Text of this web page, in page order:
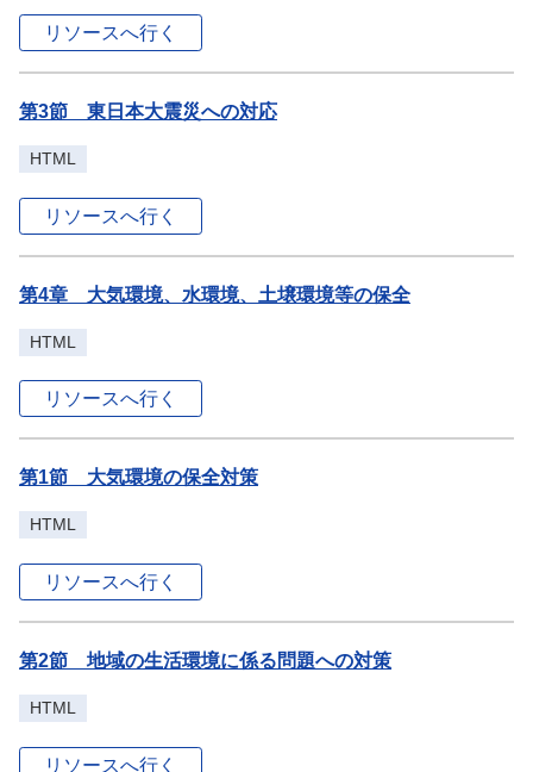
リソースへ行く
第3節 東日本大震災への対応
HTML
リソースへ行く
第4章 大気環境、水環境、土壌環境等の保全
HTML
リソースへ行く
第1節 大気環境の保全対策
HTML
リソースへ行く
第2節 地域の生活環境に係る問題への対策
HTML
リソースへ行く